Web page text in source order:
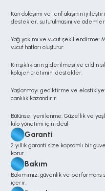
Kan dolaşımı ve lenf akışının
destekler, su tutulmasını ve
Yağ yakımı ve vücut şekillendirme:
vücut hatları oluşturur.
Kırışıklıkların giderilmesi ve cildin
kolajen üretimini destekler.
Yaşlanmayı geciktirme ve
canlılık kazandırır.
Bütünsel yenilenme: Güzellik ve
kilo yönetimi için ideal
Garanti
2 yıllık garanti size kapsamlı bir
korur.
Bakım
Bakımımız, güvenlik ve performans
içerir.